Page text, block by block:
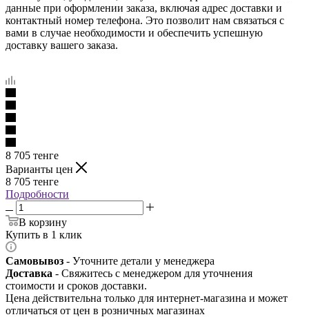
данные при оформлении заказа, включая адрес доставки и
контактный номер телефона. Это позволит нам связаться с
вами в случае необходимости и обеспечить успешную
доставку вашего заказа.
8 705 тенге
Варианты цен
8 705 тенге
Подробности
В корзину
Купить в 1 клик
Самовывоз - Уточните детали у менеджера
Доставка - Свяжитесь с менеджером для уточнения
стоимости и сроков доставки.
Цена действительна только для интернет-магазина и может
отличаться от цен в розничных магазинах